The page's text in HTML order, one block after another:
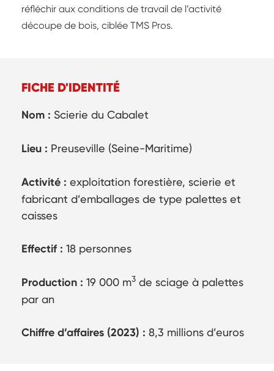
réfléchir aux conditions de travail de l’activité
découpe de bois, ciblée TMS Pros.
FICHE D'IDENTITÉ
Nom : Scierie du Cabalet
Lieu : Preuseville (Seine-Maritime)
Activité : exploitation forestière, scierie et
fabricant d’emballages de type palettes et
caisses
Effectif : 18 personnes
Production : 19 000 m3 de sciage à palettes
par an
Chiffre d’affaires (2023) : 8,3 millions d’euros